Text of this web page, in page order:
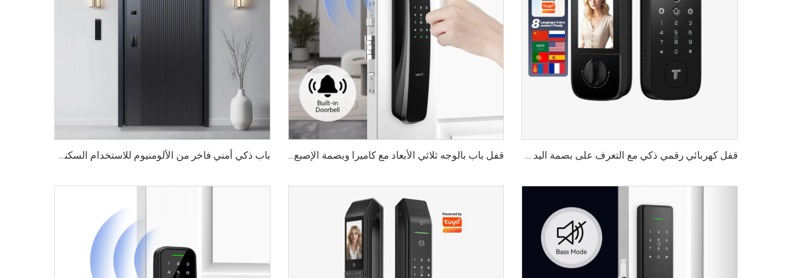
قفل كهربائي رقمي ذكي مع التعرف على بصمة اليد والأوردة باستخدام البطاقة للمنزل Tenon K10 Pro قفل باب بالوجه ثلاثي الأبعاد مع كاميرا وبصمة الإصبع وكلمة المرور والأوردة Tenon A9 Pro باب ذكي أمني فاخر من الألومنيوم للاستخدام السكني الرئيسي M8